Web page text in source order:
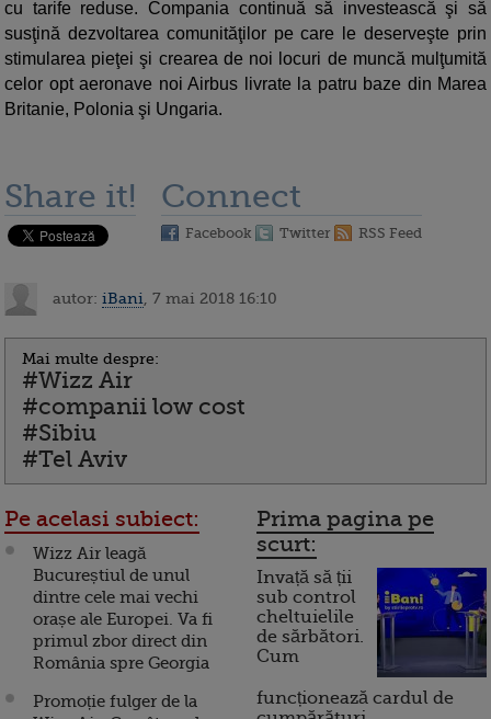
cu tarife reduse. Compania continuă să investească şi să
susţină dezvoltarea comunităţilor pe care le deserveşte prin
stimularea pieţei şi crearea de noi locuri de muncă mulţumită
celor opt aeronave noi Airbus livrate la patru baze din Marea
Britanie, Polonia şi Ungaria.
Share it! Connect
Facebook Twitter RSS Feed
autor: iBani , 7 mai 2018 16:10
Mai multe despre:
#Wizz Air
#companii low cost
#Sibiu
#Tel Aviv
Pe acelasi subiect:
Wizz Air leagă
Bucureștiul de unul
dintre cele mai vechi
orașe ale Europei. Va fi
primul zbor direct din
România spre Georgia
Promoție fulger de la
Prima pagina pe
scurt:
Invață să ții
sub control
cheltuielile
de sărbători.
Cum
funcționează cardul de